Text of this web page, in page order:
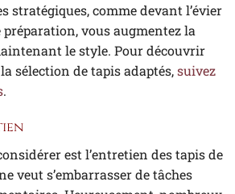
stratégiques, comme devant l’évier
préparation, vous augmentez la
le style. Pour découvrir
sélection de tapis adaptés,suivez
.
est l’entretien des tapis de
veut s’embarrasser de tâches